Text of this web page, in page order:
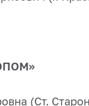
(Ст.